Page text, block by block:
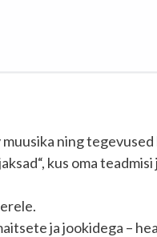
ning
kus oma
ja jookidega –